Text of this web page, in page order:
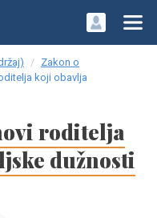
Zakon o
koji obavlja
roditelja
dužnosti